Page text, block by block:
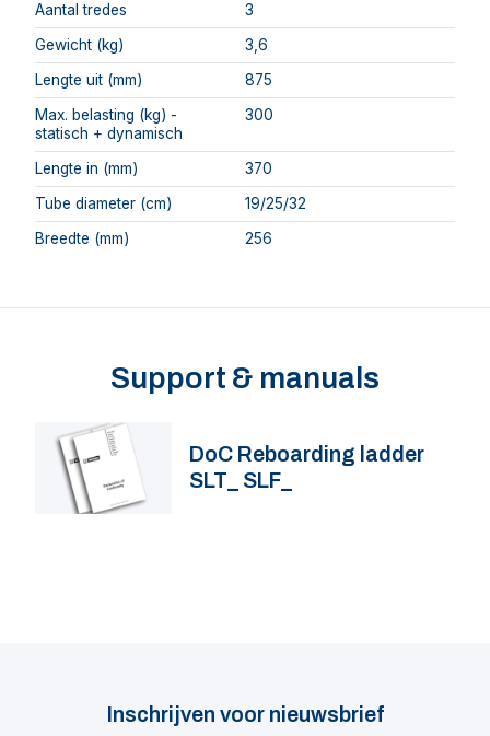
Aantal tredes
3
Gewicht (kg)
3,6
Lengte uit (mm)
875
Max. belasting (kg) -
statisch + dynamisch
300
Lengte in (mm)
370
Tube diameter (cm)
19/25/32
Breedte (mm)
256
Support & manuals
DoC Reboarding ladder
SLT_ SLF_
Inschrijven voor nieuwsbrief